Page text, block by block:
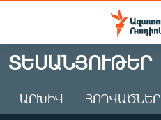
Մատչելիության
Անցնել
հիմնական
Անցնել
ԱԶԱՏՈՒԹՅՈՒՆ TV
ՀԱՅԱՍՏԱՆ
ՏԵՍԱՆՅՈՒԹԵՐ
ԱՐԽԻՎ ՀՈԴՎԱԾՆԵՐ